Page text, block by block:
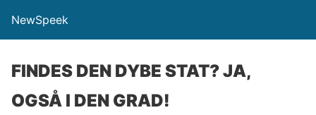
NewSpeek
FINDES DEN DYBE STAT? JA,
OGSÅ I DEN GRAD!